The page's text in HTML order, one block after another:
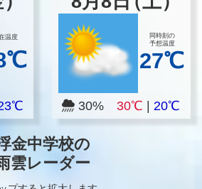
温度
同時刻の
予想温度
27℃
30%30℃ |20℃
金中学校の
雲レーダー